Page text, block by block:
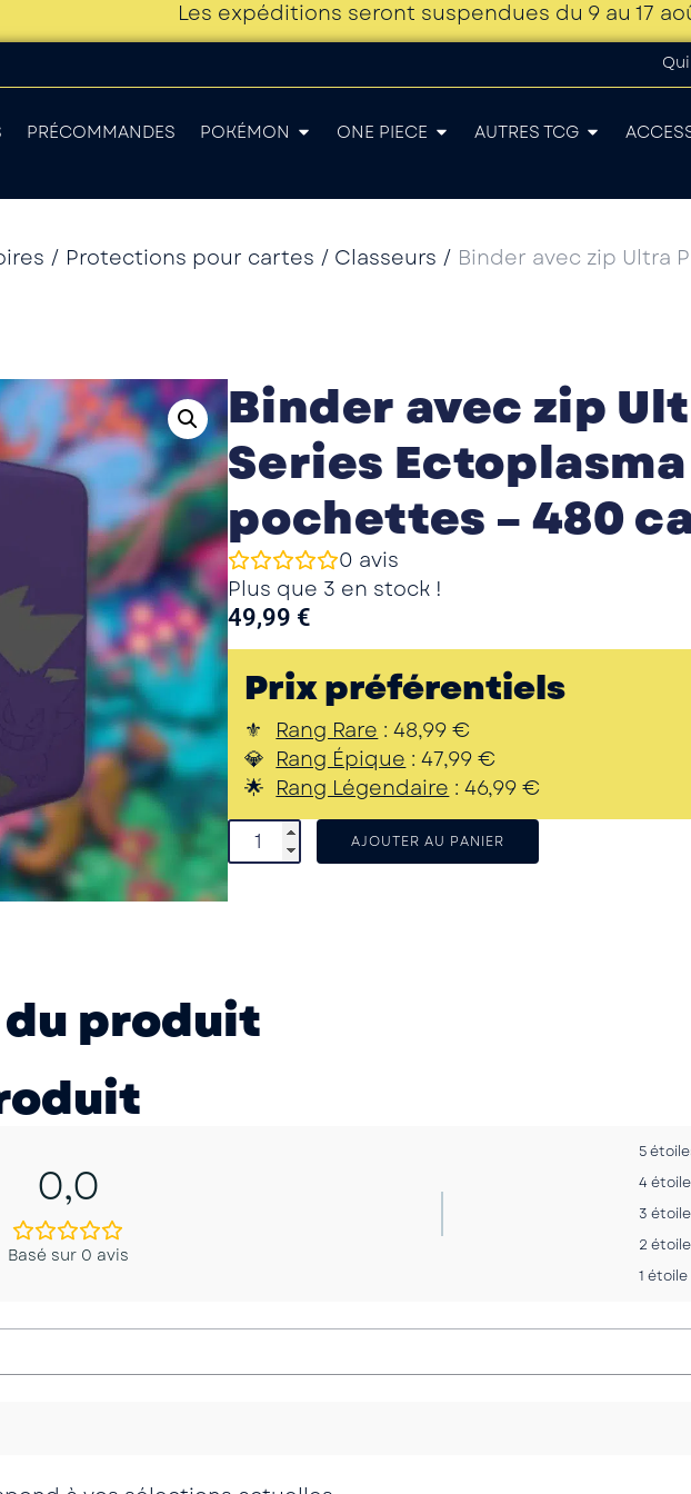
Les expéditions seront suspendues du 9 au 17
PRÉCOMMANDES POKÉMON ONE PIECE AUTRES TCG
/ Protections pour cartes / Classeurs / Binder avec zip Ultra
Binder avec zip
Series Ectoplasma
pochettes – 480
0 avis
Plus que 3 en stock !
49,99 €
Prix préférentiels
Rang Rare :48,99€
Rang Épique :47,99€
Rang Légendaire :46,99€
AJOUTER AU PANIER
produit
0,0
Basé sur 0 avis
5
4
3
2
1 étoile